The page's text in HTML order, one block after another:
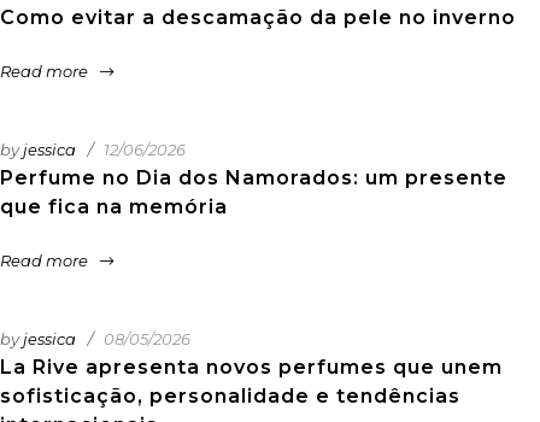
Como evitar a descamação da pele no inverno
Read more
Perfume no Dia dos Namorados: um presente
que fica na memória
byjessica 12/06/2026
Read more
La Rive apresenta novos perfumes que unem
sofisticação, personalidade e tendências
byjessica 08/05/2026